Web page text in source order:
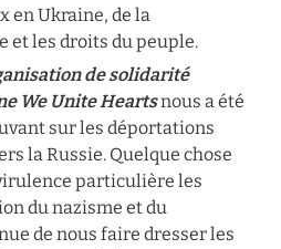
en Ukraine, de la
et les droits du peuple.
de solidarité
We Unite Hearts nous a été
sur les déportations
la Russie. Quelque chose
particulière les
du nazisme et du
de nous faire dresser les